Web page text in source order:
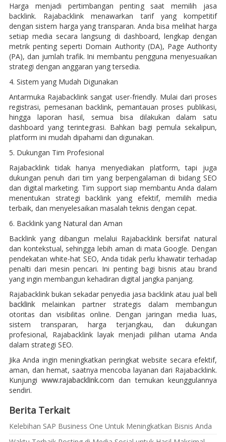
Harga menjadi pertimbangan penting saat memilih jasa
backlink. Rajabacklink menawarkan tarif yang kompetitif
dengan sistem harga yang transparan. Anda bisa melihat harga
setiap media secara langsung di dashboard, lengkap dengan
metrik penting seperti Domain Authority (DA), Page Authority
(PA), dan jumlah trafik. Ini membantu pengguna menyesuaikan
strategi dengan anggaran yang tersedia.
4. Sistem yang Mudah Digunakan
Antarmuka Rajabacklink sangat user-friendly. Mulai dari proses
registrasi, pemesanan backlink, pemantauan proses publikasi,
hingga laporan hasil, semua bisa dilakukan dalam satu
dashboard yang terintegrasi. Bahkan bagi pemula sekalipun,
platform ini mudah dipahami dan digunakan.
5. Dukungan Tim Profesional
Rajabacklink tidak hanya menyediakan platform, tapi juga
dukungan penuh dari tim yang berpengalaman di bidang SEO
dan digital marketing. Tim support siap membantu Anda dalam
menentukan strategi backlink yang efektif, memilih media
terbaik, dan menyelesaikan masalah teknis dengan cepat.
6. Backlink yang Natural dan Aman
Backlink yang dibangun melalui Rajabacklink bersifat natural
dan kontekstual, sehingga lebih aman di mata Google. Dengan
pendekatan white-hat SEO, Anda tidak perlu khawatir terhadap
penalti dari mesin pencari. Ini penting bagi bisnis atau brand
yang ingin membangun kehadiran digital jangka panjang.
Rajabacklink bukan sekadar penyedia jasa backlink atau jualbeli
backlinkmelainkan partner strategis dalam membangun
otoritas dan visibilitas online. Dengan jaringan media luas,
sistem transparan, harga terjangkau, dan dukungan
profesional, Rajabacklink layak menjadi pilihan utama Anda
dalam strategi SEO.
Jika Anda ingin meningkatkan peringkat website secara efektif,
aman, dan hemat, saatnya mencoba layanan dari Rajabacklink.
Kunjungiwww.rajabacklink.com dan temukan keunggulannya
sendiri.
Berita Terkait
Kelebihan SAP Business One Untuk Meningkatkan Bisnis Anda